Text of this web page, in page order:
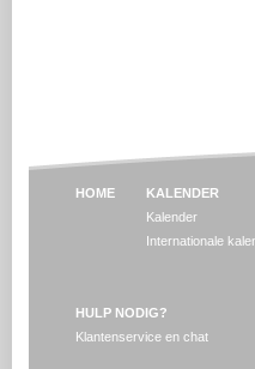
HOME
KALENDER
Kalender
Internationale
HULP NODIG?
Klantenservice en chat